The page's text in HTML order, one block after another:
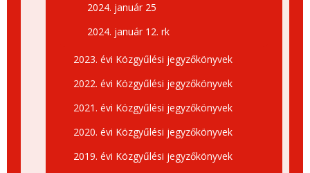
2024. január 25
2024. január 12. rk
2023. évi Közgyűlési jegyzőkönyvek
2022. évi Közgyűlési jegyzőkönyvek
2021. évi Közgyűlési jegyzőkönyvek
2020. évi Közgyűlési jegyzőkönyvek
2019. évi Közgyűlési jegyzőkönyvek